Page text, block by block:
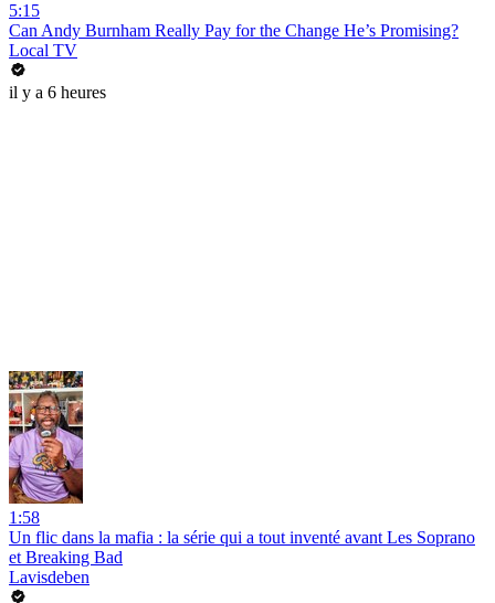
5:15
Can Andy Burnham Really Pay for the Change He’s Promising?
Local TV
il y a 6 heures
1:58
Un flic dans la mafia : la série qui a tout inventé avant Les Soprano
et Breaking Bad
Lavisdeben